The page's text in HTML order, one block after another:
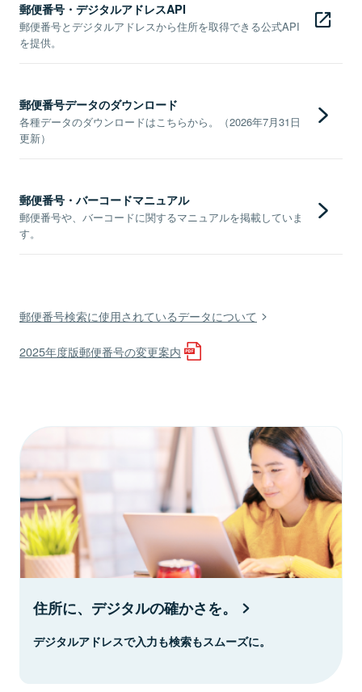
郵便番号・デジタルアドレスAPI
郵便番号とデジタルアドレスから住所を取得できる公式API
を提供。
郵便番号データのダウンロード
各種データのダウンロードはこちらから。（2026年7月31日
更新）
郵便番号・バーコードマニュアル
郵便番号や、バーコードに関するマニュアルを掲載していま
す。
郵便番号検索に使用されているデータについて
2025年度版郵便番号の変更案内
住所に、デジタルの確かさを。
デジタルアドレスで入力も検索もスムーズに。